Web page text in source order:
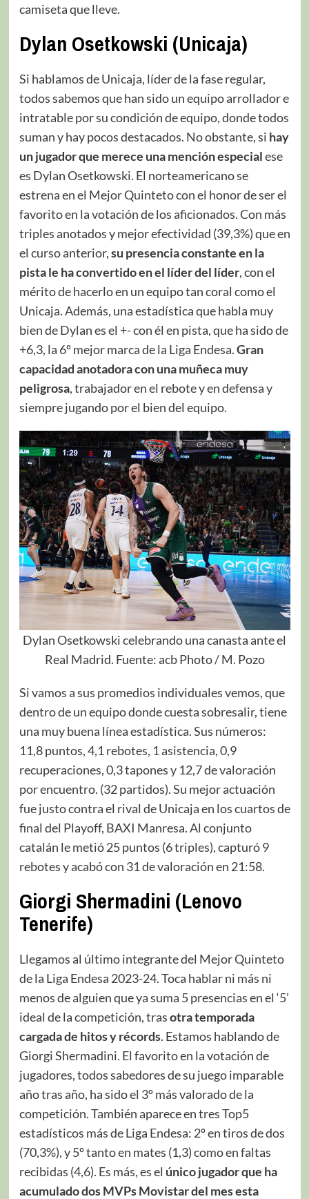
camiseta que lleve.
Dylan Osetkowski (Unicaja)
Si hablamos de Unicaja, líder de la fase regular,
todos sabemos que han sido un equipo arrollador e
intratable por su condición de equipo, donde todos
suman y hay pocos destacados. No obstante, si hay
un jugador que merece una mención especialese
es Dylan Osetkowski. El norteamericano se
estrena en el Mejor Quinteto con el honor de ser el
favorito en la votación de los aficionados. Con más
triples anotados y mejor efectividad (39,3%) que en
el curso anterior,su presencia constante en la
pista le ha convertido en el líder del líder, con el
mérito de hacerlo en un equipo tan coral como el
Unicaja. Además, una estadística que habla muy
bien de Dylan es el +- con él en pista, que ha sido de
+6,3, la 6º mejor marca de la Liga Endesa.Gran
capacidad anotadora con una muñeca muy
peligrosa, trabajador en el rebote y en defensa y
siempre jugando por el bien del equipo.
Dylan Osetkowski celebrando una canasta ante el
Real Madrid. Fuente: acb Photo / M. Pozo
Si vamos a sus promedios individuales vemos, que
dentro de un equipo donde cuesta sobresalir, tiene
una muy buena línea estadística. Sus números:
11,8 puntos, 4,1 rebotes, 1 asistencia, 0,9
recuperaciones, 0,3 tapones y 12,7 de valoración
por encuentro. (32 partidos). Su mejor actuación
fue justo contra el rival de Unicaja en los cuartos de
final del Playoff, BAXI Manresa. Al conjunto
catalán le metió 25 puntos (6 triples), capturó 9
rebotes y acabó con 31 de valoración en 21:58.
Giorgi Shermadini (Lenovo
Tenerife)
Llegamos al último integrante del Mejor Quinteto
de la Liga Endesa 2023-24. Toca hablar ni más ni
menos de alguien que ya suma 5 presencias en el ‘5’
ideal de la competición, trasotra temporada
cargada de hitos y récords. Estamos hablando de
Giorgi Shermadini. El favorito en la votación de
jugadores, todos sabedores de su juego imparable
año tras año, ha sido el 3º más valorado de la
competición. También aparece en tres Top5
estadísticos más de Liga Endesa: 2º en tiros de dos
(70,3%), y 5º tanto en mates (1,3) como en faltas
recibidas (4,6). Es más, es el único jugador que ha
acumulado dos MVPs Movistar del mes esta